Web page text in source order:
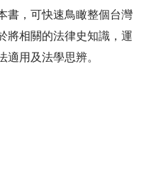
書，可快速鳥瞰整個台灣
將相關的法律史知識，運
適用及法學思辨。